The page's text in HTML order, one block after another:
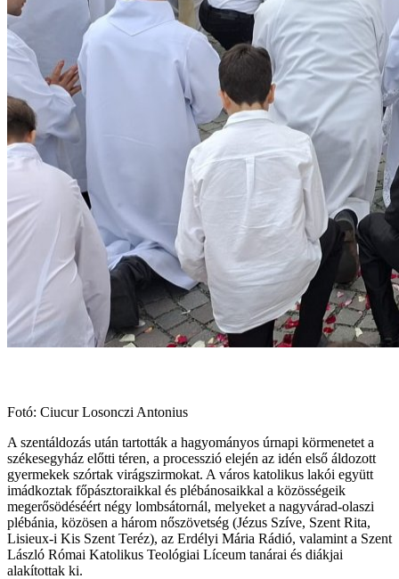
Fotó: Ciucur Losonczi Antonius
A szentáldozás után tartották a hagyományos úrnapi körmenetet a
székesegyház előtti téren, a processzió elején az idén első áldozott
gyermekek szórtak virágszirmokat. A város katolikus lakói együtt
imádkoztak főpásztoraikkal és plébánosaikkal a közösségeik
megerősödéséért négy lombsátornál, melyeket a nagyvárad-olaszi
plébánia, közösen a három nőszövetség (Jézus Szíve, Szent Rita,
Lisieux-i Kis Szent Teréz), az Erdélyi Mária Rádió, valamint a Szent
László Római Katolikus Teológiai Líceum tanárai és diákjai
alakítottak ki.